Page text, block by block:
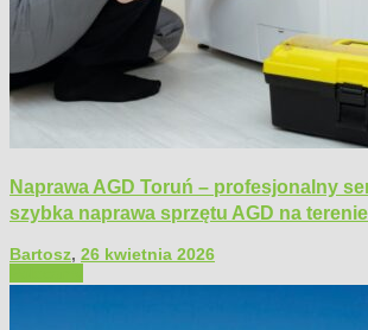
Naprawa AGD Toruń – profesjonalny
szybka naprawa sprzętu AGD na
Bartosz, 26 kwietnia 2026